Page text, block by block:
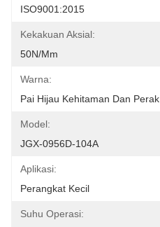
ISO9001:2015
Kekakuan Aksial:
50N/mm
Warna:
Pai Hijau Kehitaman Dan Perak
Model:
JGX-0956D-104A
Aplikasi:
Perangkat Kecil
Suhu Operasi: